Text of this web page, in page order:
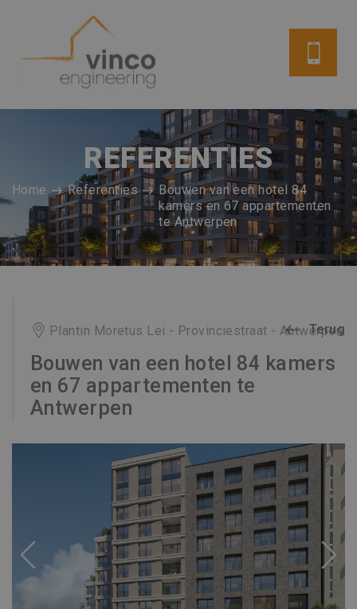
REFERENTIES
Home Referenties
Bouwen van een hotel 84
kamers en 67 appartementen
te Antwerpen
Plantin Moretus Lei - Provinciestraat - Antwerpen
Bouwen van een hotel 84 kamers
en 67 appartementen te
Antwerpen
Terug